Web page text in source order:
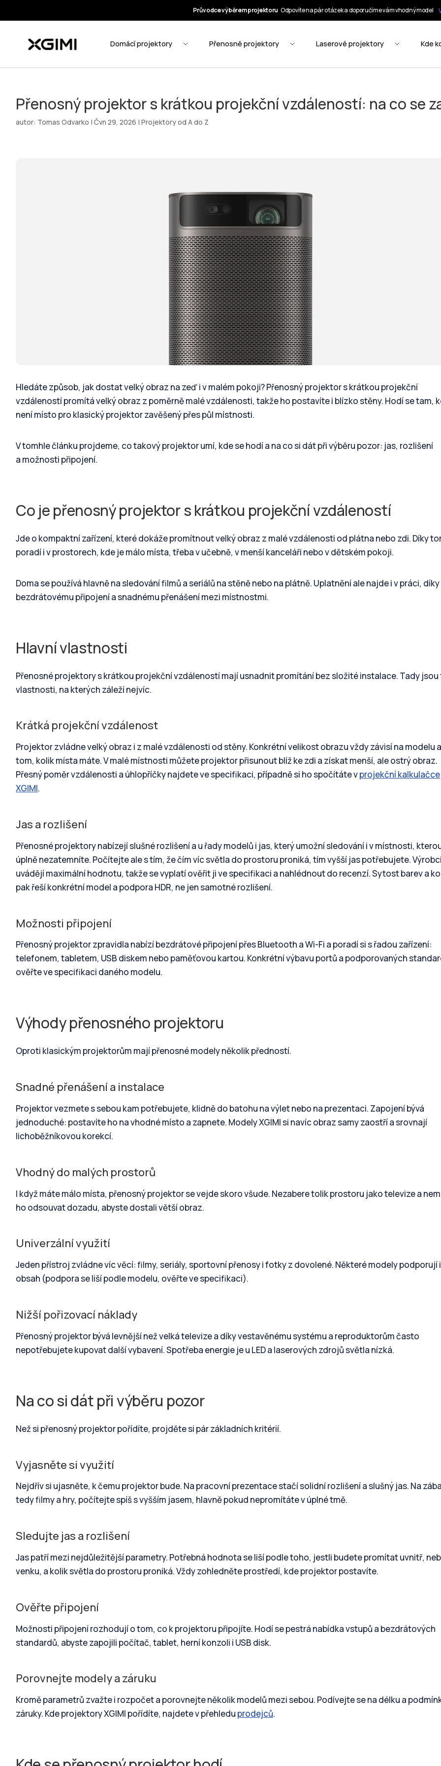
Přenosný projektor s krátkou projekční vzdáleností: na co se
autor: Tomas Odvarko | Čvn 29, 2026 | Projektory od A do Z
Hledáte způsob, jak dostat velký obraz na zeď i v malém pokoji? Přenosný projektor s krátkou projekční
vzdáleností promítá velký obraz z poměrně malé vzdálenosti, takže ho postavíte i blízko stěny. Hodí se tam,
není místo pro klasický projektor zavěšený přes půl místnosti.
V tomhle článku projdeme, co takový projektor umí, kde se hodí a na co si dát při výběru pozor: jas, rozlišení
a možnosti připojení.
Co je přenosný projektor s krátkou projekční vzdáleností
Jde o kompaktní zařízení, které dokáže promítnout velký obraz z malé vzdálenosti od plátna nebo zdi. Díky
poradí i v prostorech, kde je málo místa, třeba v učebně, v menší kanceláři nebo v dětském pokoji.
Doma se používá hlavně na sledování filmů a seriálů na stěně nebo na plátně. Uplatnění ale najde i v práci, díky
bezdrátovému připojení a snadnému přenášení mezi místnostmi.
Hlavní vlastnosti
Přenosné projektory s krátkou projekční vzdáleností mají usnadnit promítání bez složité instalace. Tady jsou
vlastnosti, na kterých záleží nejvíc.
Krátká projekční vzdálenost
Projektor zvládne velký obraz i z malé vzdálenosti od stěny. Konkrétní velikost obrazu vždy závisí na modelu
tom, kolik místa máte. V malé místnosti můžete projektor přisunout blíž ke zdi a získat menší, ale ostrý obraz.
Přesný poměr vzdálenosti a úhlopříčky najdete ve specifikaci, případně si ho spočítáte vprojekční kalkulačce
XGIMI.
Jas a rozlišení
Přenosné projektory nabízejí slušné rozlišení a u řady modelů i jas, který umožní sledování i v místnosti,
úplně nezatemníte. Počítejte ale s tím, že čím víc světla do prostoru proniká, tím vyšší jas potřebujete.
uvádějí maximální hodnotu, takže se vyplatí ověřit ji ve specifikaci a nahlédnout do recenzí. Sytost barev a
pak řeší konkrétní model a podpora HDR, ne jen samotné rozlišení.
Možnosti připojení
Přenosný projektor zpravidla nabízí bezdrátové připojení přes Bluetooth a Wi-Fi a poradí si s řadou zařízení:
telefonem, tabletem, USB diskem nebo paměťovou kartou. Konkrétní výbavu portů a podporovaných
ověřte ve specifikaci daného modelu.
Výhody přenosného projektoru
Oproti klasickým projektorům mají přenosné modely několik předností.
Snadné přenášení a instalace
Projektor vezmete s sebou kam potřebujete, klidně do batohu na výlet nebo na prezentaci. Zapojení bývá
jednoduché: postavíte ho na vhodné místo a zapnete. Modely XGIMI si navíc obraz samy zaostří a srovnají
lichoběžníkovou korekcí.
Vhodný do malých prostorů
I když máte málo místa, přenosný projektor se vejde skoro všude. Nezabere tolik prostoru jako televize a
ho odsouvat dozadu, abyste dostali větší obraz.
Univerzální využití
Jeden přístroj zvládne víc věcí: filmy, seriály, sportovní přenosy i fotky z dovolené. Některé modely podporují
obsah (podpora se liší podle modelu, ověřte ve specifikaci).
Nižší pořizovací náklady
Přenosný projektor bývá levnější než velká televize a díky vestavěnému systému a reproduktorům často
nepotřebujete kupovat další vybavení. Spotřeba energie je u LED a laserových zdrojů světla nízká.
Na co si dát při výběru pozor
Než si přenosný projektor pořídíte, projděte si pár základních kritérií.
Vyjasněte si využití
Nejdřív si ujasněte, k čemu projektor bude. Na pracovní prezentace stačí solidní rozlišení a slušný jas. Na
tedy filmy a hry, počítejte spíš s vyšším jasem, hlavně pokud nepromítáte v úplné tmě.
Sledujte jas a rozlišení
Jas patří mezi nejdůležitější parametry. Potřebná hodnota se liší podle toho, jestli budete promítat uvnitř,
venku, a kolik světla do prostoru proniká. Vždy zohledněte prostředí, kde projektor postavíte.
Ověřte připojení
Možnosti připojení rozhodují o tom, co k projektoru připojíte. Hodí se pestrá nabídka vstupů a bezdrátových
standardů, abyste zapojili počítač, tablet, herní konzoli i USB disk.
Porovnejte modely a záruku
Kromě parametrů zvažte i rozpočet a porovnejte několik modelů mezi sebou. Podívejte se na délku a
záruky. Kde projektory XGIMI pořídíte, najdete v přehledu prodejců.